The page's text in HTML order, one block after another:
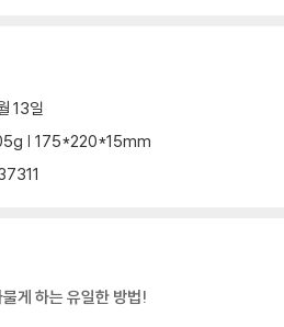
였을 때
질 정도로 허리가 아파요
박사
체크
13일
| 175*220*15mm
게 하는 유일한 방법!